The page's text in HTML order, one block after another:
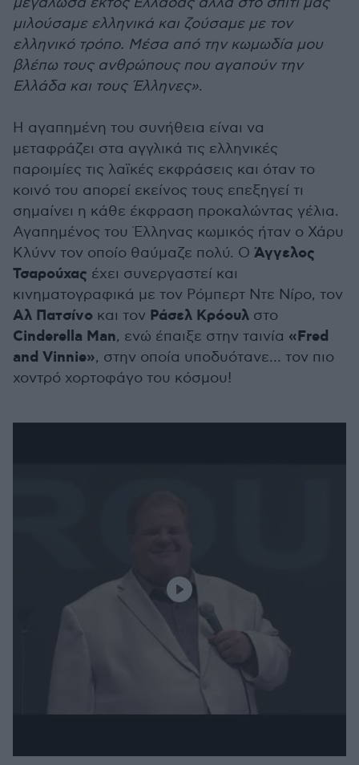
μιλούσαμε ελληνικά και ζούσαμε με τον
ελληνικό τρόπο. Μέσα από την κωμωδία μου
βλέπω τους ανθρώπους που αγαπούν την
Ελλάδα και τους Έλληνες».
Η αγαπημένη του συνήθεια είναι να
μεταφράζει στα αγγλικά τις ελληνικές
παροιμίες τις λαϊκές εκφράσεις και όταν το
κοινό του απορεί εκείνος τους επεξηγεί τι
σημαίνει η κάθε έκφραση προκαλώντας γέλια.
Αγαπημένος του Έλληνας κωμικός ήταν ο Χάρυ
Κλύνν τον οποίο θαύμαζε πολύ. Ο Άγγελος
Τσαρούχας έχει συνεργαστεί και
κινηματογραφικά με τον Ρόμπερτ Ντε Νίρο, τον
Αλ Πατσίνο και τον Ράσελ Κρόουλ στο
Cinderella Man, ενώ έπαιξε στην ταινία «Fred
and Vinnie», στην οποία υποδυότανε… τον πιο
χοντρό χορτοφάγο του κόσμου!